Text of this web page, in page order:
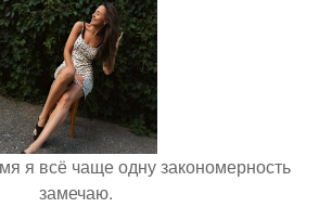
я всё чаще одну закономерность
замечаю.